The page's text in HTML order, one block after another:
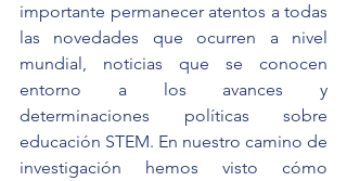
importante permanecer atentos a todas
las novedades que ocurren a nivel
mundial, noticias que se conocen
entorno a los avances y
determinaciones políticas sobre
educación STEM. En nuestro camino de
investigación hemos visto cómo